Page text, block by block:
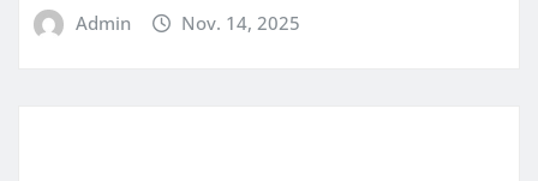
Admin Nov. 14, 2025